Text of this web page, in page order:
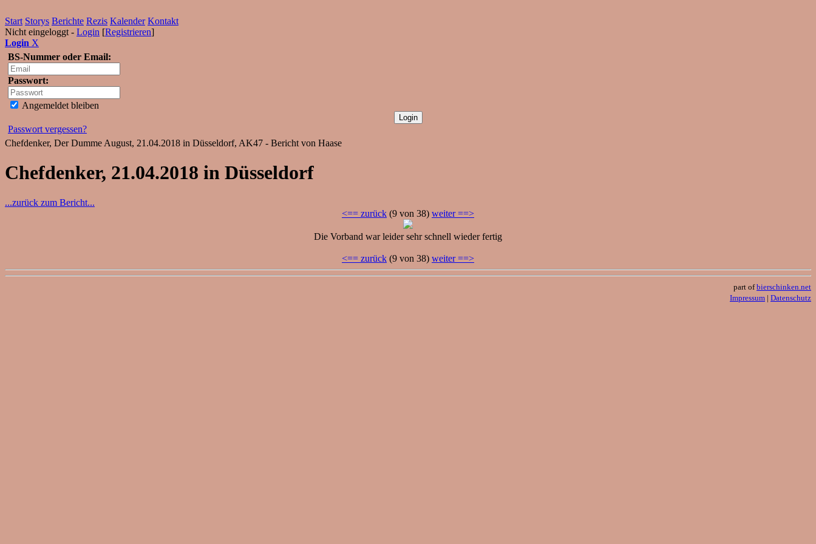
Start Storys Berichte Rezis Kalender Kontakt
Nicht eingeloggt - Login [Registrieren]
Login X
BS-Nummer oder Email:
Passwort:
Angemeldet bleiben
Passwort vergessen?
Chefdenker, Der Dumme August, 21.04.2018 in Düsseldorf, AK47 - Bericht von Haase
Chefdenker, 21.04.2018 in Düsseldorf
...zurück zum Bericht...
<== zurück (9 von 38) weiter ==>
Die Vorband war leider sehr schnell wieder fertig
<== zurück (9 von 38) weiter ==>
part ofbierschinken.net
Impressum | Datenschutz